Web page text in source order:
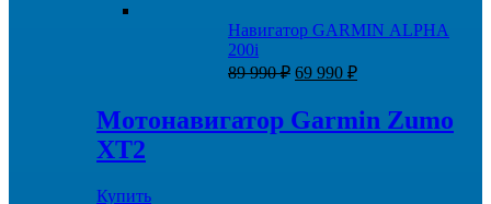
Навигатор GARMIN ALPHA
200i
89 990₽ Первоначальная
составляла
89
69 990 ₽Текущая
69
990 ₽.
Мотонавигатор Garmin Zumo
XT2
Купить